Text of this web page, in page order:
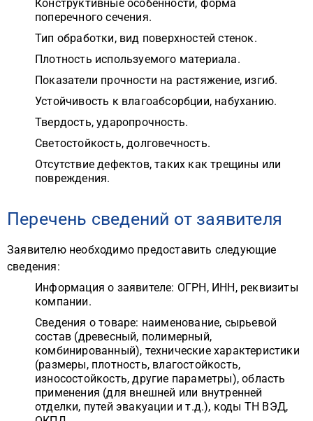
Конструктивные особенности, форма
поперечного сечения.
Тип обработки, вид поверхностей стенок.
Плотность используемого материала.
Показатели прочности на растяжение, изгиб.
Устойчивость к влагоабсорбции, набуханию.
Твердость, ударопрочность.
Светостойкость, долговечность.
Отсутствие дефектов, таких как трещины или
повреждения.
Перечень сведений от заявителя
Заявителю необходимо предоставить следующие
сведения:
Информация о заявителе: ОГРН, ИНН, реквизиты
компании.
Сведения о товаре: наименование, сырьевой
состав (древесный, полимерный,
комбинированный), технические характеристики
(размеры, плотность, влагостойкость,
износостойкость, другие параметры), область
применения (для внешней или внутренней
отделки, путей эвакуации и т.д.), коды ТН ВЭД,